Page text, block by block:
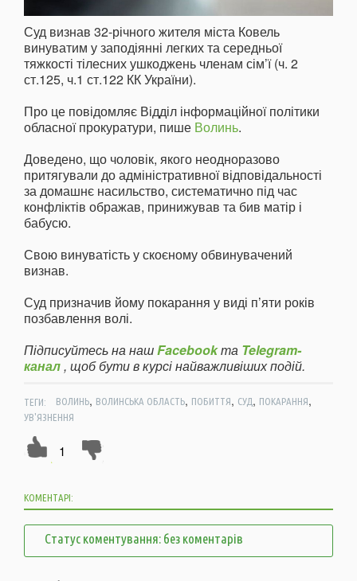
Суд визнав 32-річного жителя міста Ковель
винуватим у заподіянні легких та середньої
тяжкості тілесних ушкоджень членам сім’ї (ч. 2
ст.125, ч.1 ст.122 КК України).
Про це повідомляє Відділ інформаційної політики
обласної прокуратури, пише Волинь.
Доведено, що чоловік, якого неодноразово
притягували до адміністративної відповідальності
за домашнє насильство, систематично під час
конфліктів ображав, принижував та бив матір і
бабусю.
Свою винуватість у скоєному обвинувачений
визнав.
Суд призначив йому покарання у виді п’яти років
позбавлення волі.
Підписуйтесь на нашFacebookта Telegram-
канал, щоб бути в курсі найважливіших подій.
ТЕГИ: ВОЛИНЬ, ВОЛИНСЬКА ОБЛАСТЬ, ПОБИТТЯ, СУД, ПОКАРАННЯ,
УВ'ЯЗНЕННЯ
1
КОМЕНТАРІ:
Статус коментування: без коментарів